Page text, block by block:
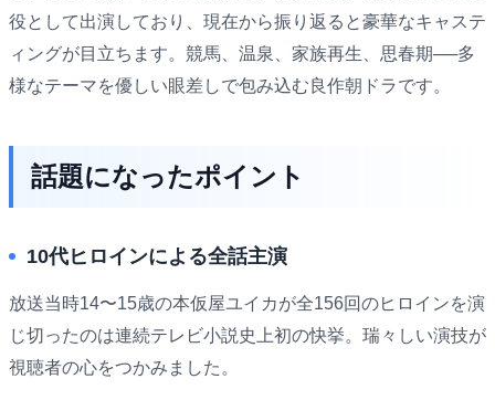
役として出演しており、現在から振り返ると豪華なキャステ
ィングが目立ちます。競馬、温泉、家族再生、思春期──多
様なテーマを優しい眼差しで包み込む良作朝ドラです。
話題になったポイント
10代ヒロインによる全話主演
放送当時14〜15歳の本仮屋ユイカが全156回のヒロインを演
じ切ったのは連続テレビ小説史上初の快挙。瑞々しい演技が
視聴者の心をつかみました。